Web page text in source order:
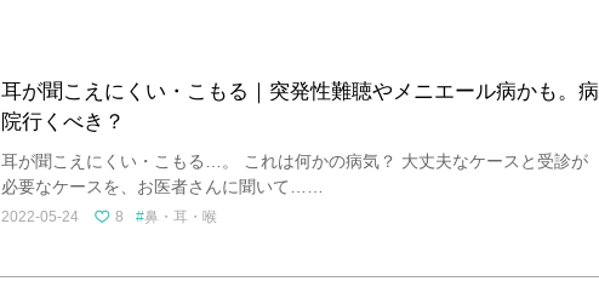
耳が聞こえにくい・こもる｜突発性難聴やメニエール病かも。病
院行くべき？
耳が聞こえにくい・こもる…。 これは何かの病気？ 大丈夫なケースと受診が
必要なケースを、お医者さんに聞いて……
2022-05-24 8 鼻・耳・喉